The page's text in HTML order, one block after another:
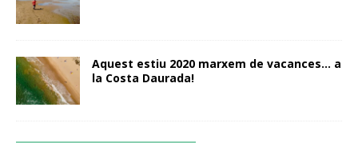
Aquest estiu 2020 marxem de vacances… a
la Costa Daurada!